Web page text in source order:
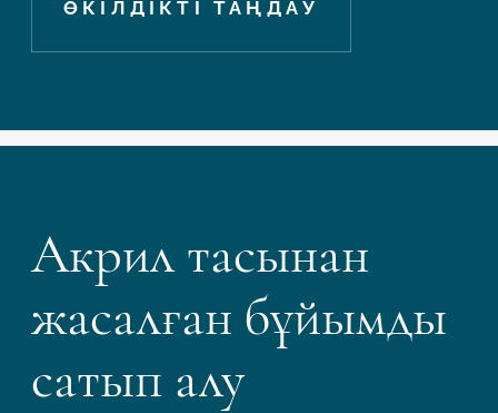
ӨКІЛДІКТІ ТАҢДАУ
Акрил тасынан
жасалған бұйымды
сатып алу